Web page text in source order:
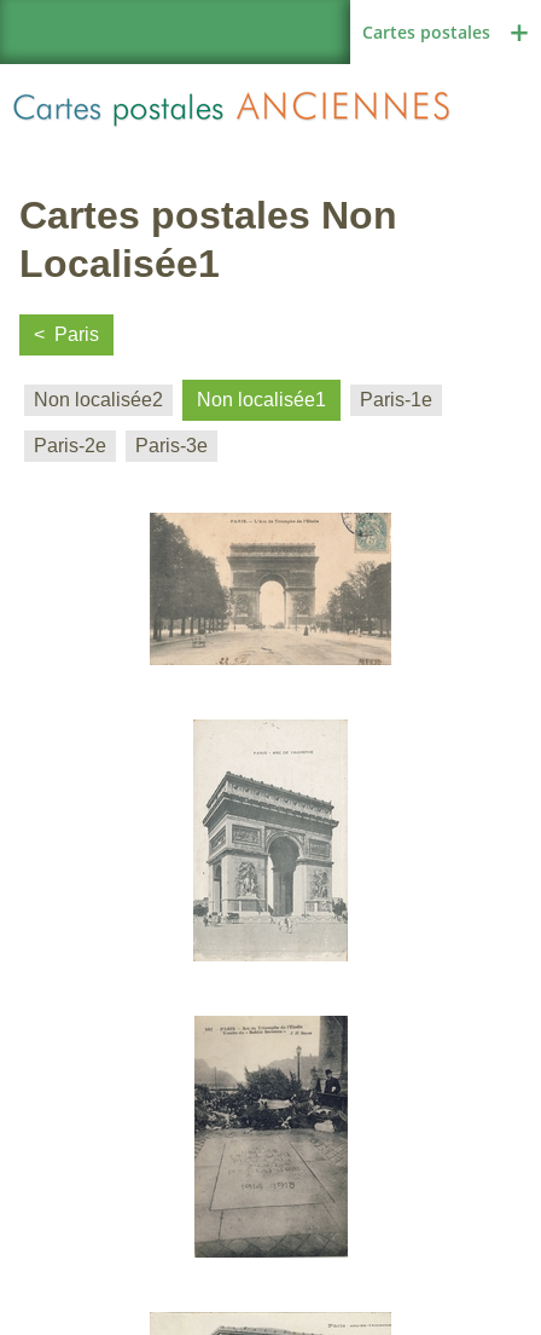
Cartes postales
Région de France
Cartes postales Non
Localisée1
Paris
Non localisée2 Non localisée1 Paris-1e
Paris-2e Paris-3e